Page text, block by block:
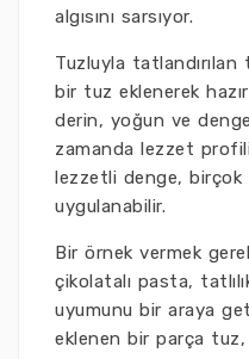
algısını sarsıyor.
Tuzluyla
bir tuz eklenerek
derin, yoğun ve
zamanda lezzet
lezzetli denge, birçok
uygulanabilir.
Bir örnek vermek
çikolatalı pasta,
uyumunu bir araya
eklenen bir parça tuz,